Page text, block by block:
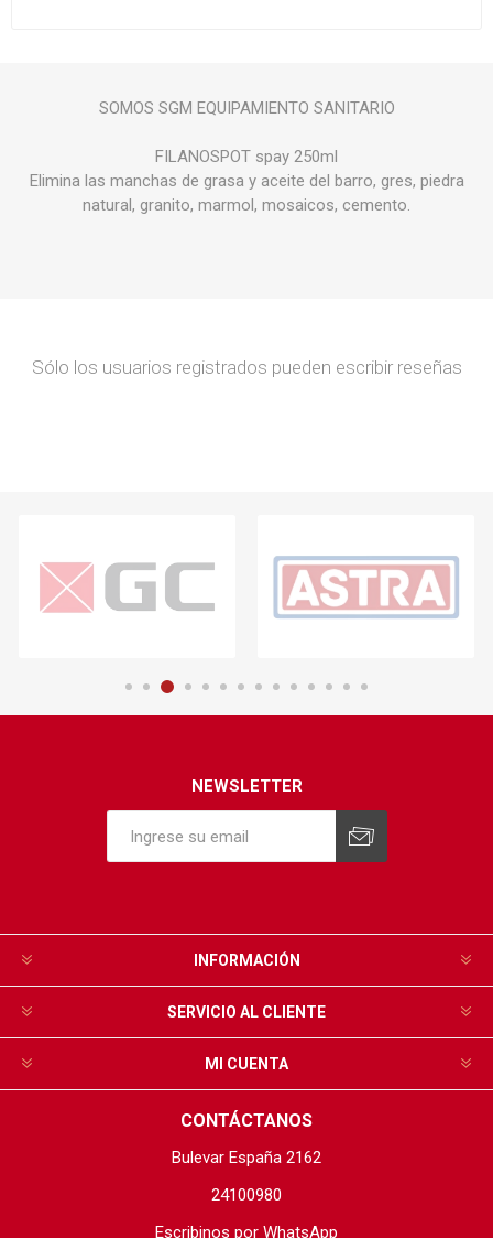
SOMOS SGM EQUIPAMIENTO SANITARIO
FILANOSPOT spay 250ml
Elimina las manchas de grasa y aceite del barro, gres, piedra
natural, granito, marmol, mosaicos, cemento.
Sólo los usuarios registrados pueden escribir reseñas
NEWSLETTER
INFORMACIÓN
SERVICIO AL CLIENTE
MI CUENTA
CONTÁCTANOS
Bulevar España 2162
24100980
Escribinos por WhatsApp